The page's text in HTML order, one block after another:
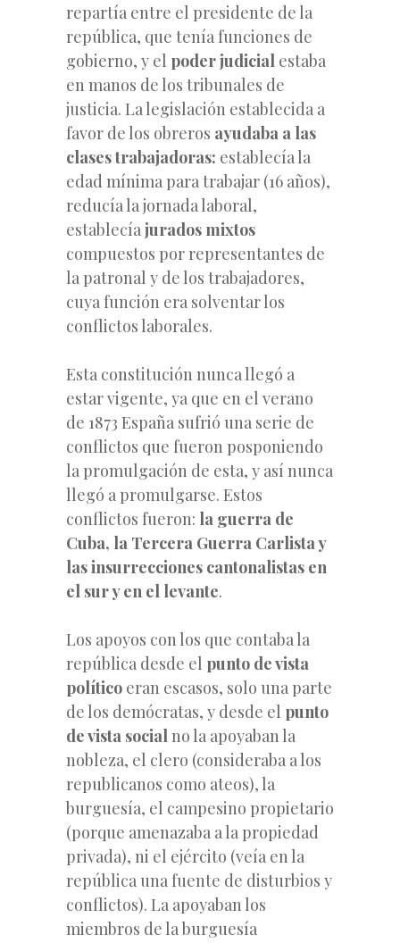
repartía entre el presidente de la
república, que tenía funciones de
gobierno, y el poder judicial estaba
en manos de los tribunales de
justicia. La legislación establecida a
favor de los obreros ayudaba a las
clases trabajadoras: establecía la
edad mínima para trabajar (16 años),
reducía la jornada laboral,
establecíajurados mixtos
compuestos por representantes de
la patronal y de los trabajadores,
cuya función era solventar los
conflictos laborales.
Esta constitución nunca llegó a
estar vigente, ya que en el verano
de 1873 España sufrió una serie de
conflictos que fueron posponiendo
la promulgación de esta, y así nunca
llegó a promulgarse. Estos
conflictos fueron: la guerra de
Cuba, la Tercera Guerra Carlista y
las insurrecciones cantonalistas en
el sur y en el levante.
Los apoyos con los que contaba la
república desde el punto de vista
político eran escasos, solo una parte
de los demócratas, y desde el punto
de vista socialno la apoyaban la
nobleza, el clero (consideraba a los
republicanos como ateos), la
burguesía, el campesino propietario
(porque amenazaba a la propiedad
privada), ni el ejército (veía en la
república una fuente de disturbios y
conflictos). La apoyaban los
miembros de la burguesía